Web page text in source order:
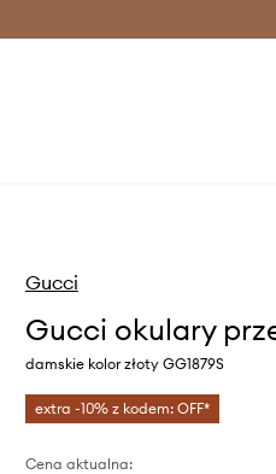
Gucci
Gucci okulary
damskie kolor złoty GG1879S
extra -10% z kodem: OFF*
Cena aktualna: